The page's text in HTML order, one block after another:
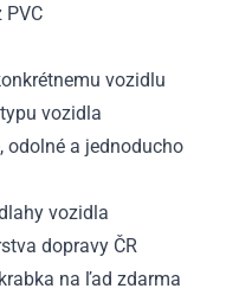
PVC
vozidlu
vozidla
odolné a jednoducho
vozidla
dopravy ČR
na ľad zdarma